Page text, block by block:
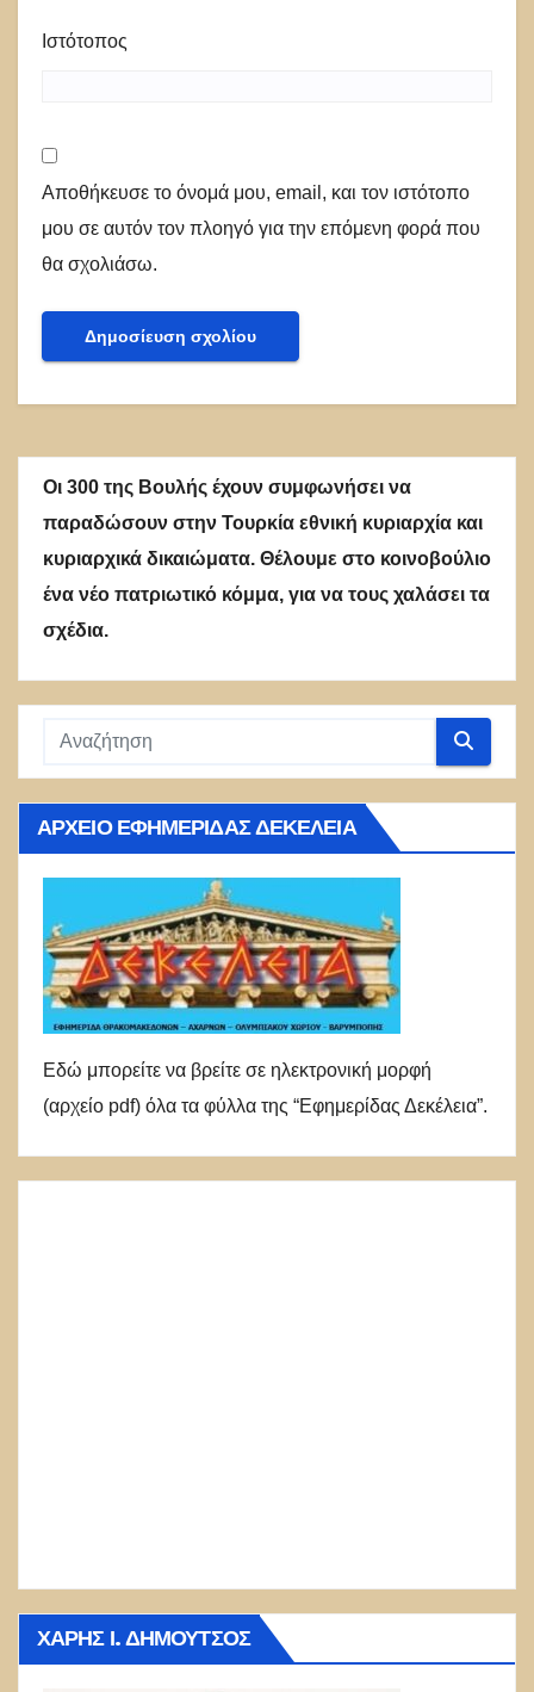
Ιστότοπος
Αποθήκευσε το όνομά μου, email, και τον ιστότοπο
μου σε αυτόν τον πλοηγό για την επόμενη φορά που
θα σχολιάσω.
Οι 300 της Βουλής έχουν συμφωνήσει να
παραδώσουν στην Τουρκία εθνική κυριαρχία και
κυριαρχικά δικαιώματα. Θέλουμε στο κοινοβούλιο
ένα νέο πατριωτικό κόμμα, για να τους χαλάσει τα
σχέδια.
ΑΡΧΕΊΟ ΕΦΗΜΕΡΊΔΑΣ ΔΕΚΈΛΕΙΑ
Εδώ μπορείτε να βρείτε σε ηλεκτρονική μορφή
(αρχείο pdf) όλα τα φύλλα της “Εφημερίδας Δεκέλεια”.
ΧΆΡΗΣ Ι. ΔΗΜΟΎΤΣΟΣ